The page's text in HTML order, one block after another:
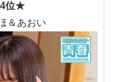
4位★
＆あおい